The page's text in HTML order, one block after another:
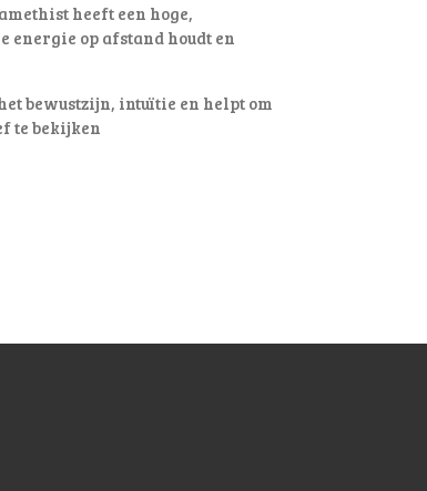
heeft een hoge,
energie op afstand houdt en
bewustzijn, intuïtie en helpt om
te bekijken